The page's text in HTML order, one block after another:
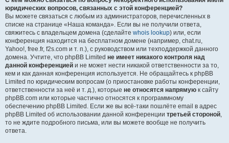
юридических вопросов, связанных с этой конференцией?
Вы можете связаться с любым из администраторов, перечисленных в
списке на странице «Наша команда». Если вы не получили ответа,
свяжитесь с владельцем домена (сделайте whois lookup) или, если
конференция находится на бесплатном домене (например, chat.ru,
Yahoo!, free.fr, f2s.com и т. п.), с руководством или техподдержкой данного
домена. Учтите, что phpBB Limited не имеет никакого контроля над
данной конференцией и не может нести никакой ответственности за то,
кем и как данная конференция используется. Не обращайтесь к phpBB
Limited по юридическим вопросам (о приостановке работы конференции,
ответственности за неё и т. д.), которые не относятся напрямую к сайту
phpBB.com или которые частично относятся к программному
обеспечению phpBB Limited. Если же вы всё-таки пошлёте email в адрес
phpBB Limited об использовании данной конференции третьей стороной,
то не ждите подробного письма, или вы можете вообще не получить
ответа.